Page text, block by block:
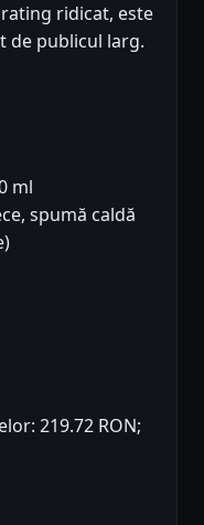
ridicat, este
de publicul larg.
ml
spumă caldă
219.72 RON;